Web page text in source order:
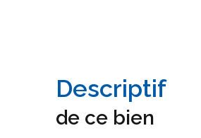
descriptif
de ce bien